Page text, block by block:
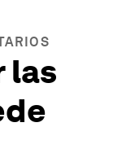
las